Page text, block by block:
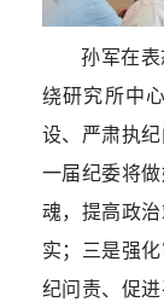
孙军在
绕研究所中
设、严肃执
一届纪委将
魂，提高政
实；三是强
纪问责、促